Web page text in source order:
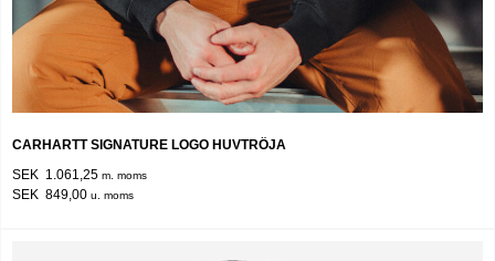
CARHARTT SIGNATURE LOGO HUVTRÖJA
SEK 1.061,25 m. moms
SEK 849,00 u. moms